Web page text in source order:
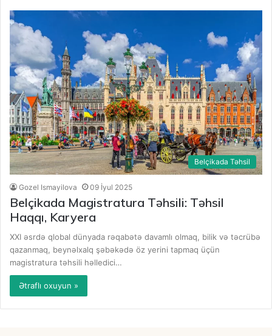
Belçikada Təhsil
Gozel Ismayilova 09 İyul 2025
Belçikada Magistratura Təhsili: Təhsil
Haqqı, Karyera
XXI əsrdə qlobal dünyada rəqabətə davamlı olmaq, bilik və təcrübə
qazanmaq, beynəlxalq şəbəkədə öz yerini tapmaq üçün
magistratura təhsili həlledici…
Ətraflı oxuyun »